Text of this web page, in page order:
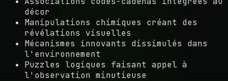
décor
Manipulations chimiques créant des
révélations visuelles
Mécanismes innovants dissimulés dans
l'environnement
Puzzles logiques faisant appel à
l'observation minutieuse